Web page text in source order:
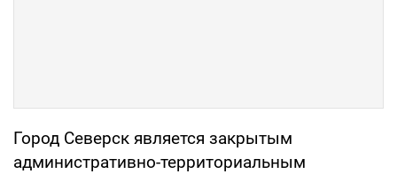
Город Северск является закрытым
административно-территориальным